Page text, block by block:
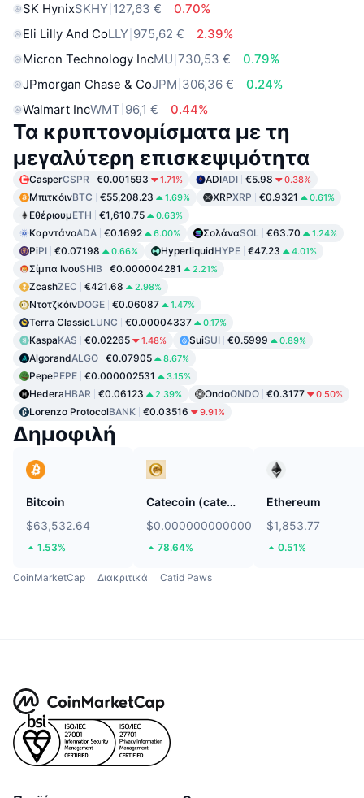
SK HynixSKHY 127,63 €
0.70%
Eli Lilly And CoLLY 975,62 €
2.39%
Micron Technology IncMU 730,53 €
0.79%
JPmorgan Chase & CoJPM 306,36 €
0.24%
Walmart IncWMT 96,1 € 0.44%
Τα κρυπτονομίσματα με τη
μεγαλύτερη επισκεψιμότητα
CasperCSPR €0.001593 1.71% ADIADI €5.98 0.38%
ΜπιτκόινBTC €55,208.23 1.69% XRPXRP €0.9321 0.61%
ΕθέριουμETH €1,610.75 0.63%
ΚαρντάνοADA €0.1692 6.00% ΣολάναSOL €63.70 1.24%
PiPI €0.07198 0.66% HyperliquidHYPE €47.23 4.01%
Σίμπα ΙνουSHIB €0.000004281 2.21%
ZcashZEC €421.68 2.98%
ΝτοτζκόινDOGE €0.06087 1.47%
Terra ClassicLUNC €0.00004337 0.17%
KaspaKAS €0.02265 1.48% SuiSUI €0.5999 0.89%
AlgorandALGO €0.07905 8.67%
PepePEPE €0.000002531 3.15%
HederaHBAR €0.06123 2.39% OndoONDO €0.3177 0.50%
Lorenzo ProtocolBANK €0.03516 9.91%
Δημοφιλή
Bitcoin
$63,532.64
1.53%
Catecoin (catecoin.shop)
$0.0000000000005318
78.64%
Ethereum
$1,853.77
0.51%
CoinMarketCap Διακριτικά Catid Paws